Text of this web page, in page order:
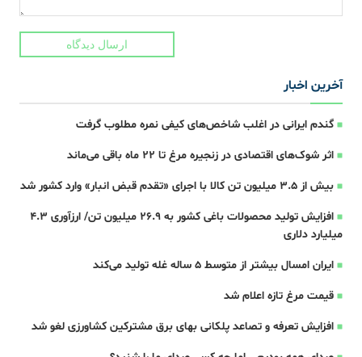
ارسال دیدگاه
آخرین اخبار
گندم ایرانی در اغلب شاخص‌های کیفی نمره مطلوب گرفت
اثر شوک‌های اقتصادی در زنجیره مرغ تا 22 ماه باقی می‌ماند
بیش از ۳.۵ میلیون تن کالا با اجرای «تقدم قبض انبار» وارد کشور شد
افزایش تولید محصولات باغی کشور به ۲۶.۹ میلیون تن/ ارزآوری ۴.۳
میلیارد دلاری
ایران امسال بیشتر از متوسط 5 ساله غله تولید می‌کند
قیمت مرغ تازه اعلام شد
افزایش تعرفه و تصاعد پلکانی بهای برق مشترکین کشاورزی لغو شد